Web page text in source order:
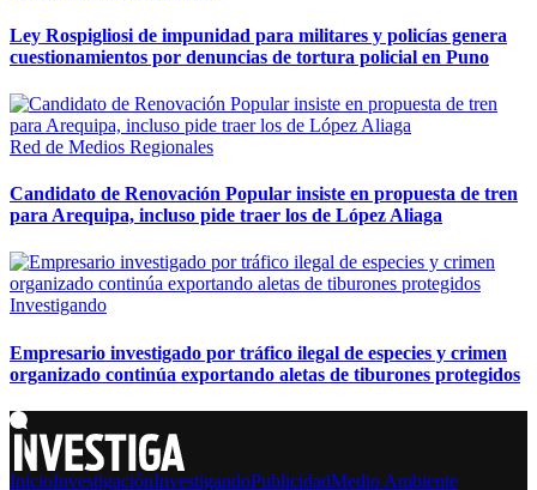
Ley Rospigliosi de impunidad para militares y policías genera
cuestionamientos por denuncias de tortura policial en Puno
Red de Medios Regionales
Candidato de Renovación Popular insiste en propuesta de tren
para Arequipa, incluso pide traer los de López Aliaga
Investigando
Empresario investigado por tráfico ilegal de especies y crimen
organizado continúa exportando aletas de tiburones protegidos
InicioInvestigaciónInvestigandoPublicidadMedio Ambiente